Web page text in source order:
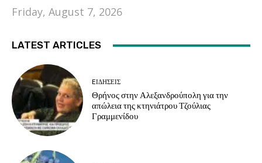
Friday, August 7, 2026
LATEST ARTICLES
EΙΔΗΣΕΙΣ
Θρήνος στην Αλεξανδρούπολη για την
απώλεια της κτηνιάτρου Τζούλιας
Γραμμενίδου